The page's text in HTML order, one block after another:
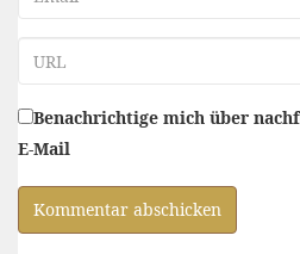
Benachrichtige mich über
E-Mail